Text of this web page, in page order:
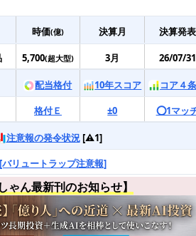
時価(億) 決算月 決算発表
5,700(超大型) 3月 26/07/31
配当格付 10年スコア
コア４
格付Ｅ ±0 ⭕️1マッ
注意報の発令状況[⚠️1]
[バリュートラップ注意報]
ゃん最新刊のお知らせ】